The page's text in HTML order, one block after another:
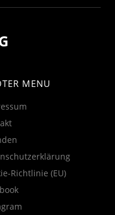
MENU
Richtlinie (EU)